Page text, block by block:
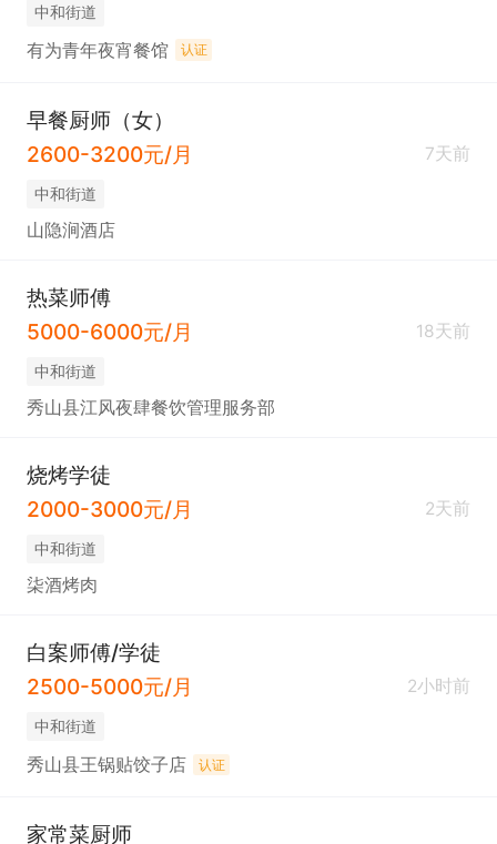
中和街道
有为青年夜宵餐馆 认证
早餐厨师（女）
2600-3200元/月
7天前
中和街道
山隐涧酒店
热菜师傅
5000-6000元/月
18天前
中和街道
秀山县江风夜肆餐饮管理服务部
烧烤学徒
2000-3000元/月
2天前
中和街道
柒酒烤肉
白案师傅/学徒
2500-5000元/月
2小时前
中和街道
秀山县王锅贴饺子店 认证
家常菜厨师